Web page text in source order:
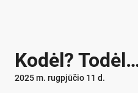
Kodėl?
2025 m. rugpjūčio 11 d.